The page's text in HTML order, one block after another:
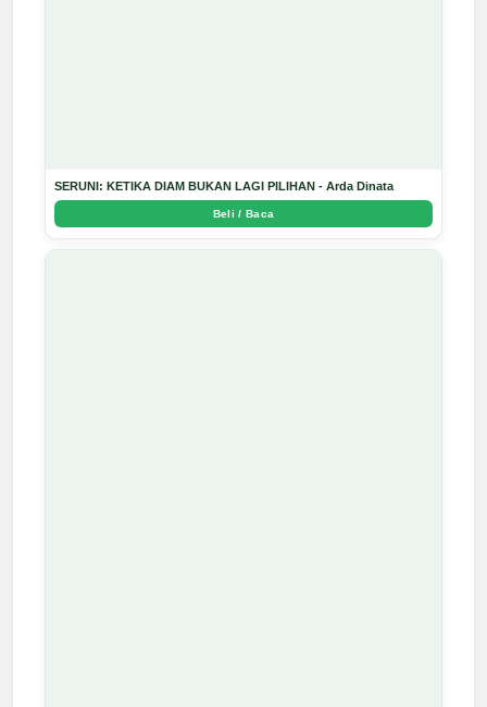
SERUNI: KETIKA DIAM BUKAN LAGI PILIHAN - Arda Dinata
Beli / Baca